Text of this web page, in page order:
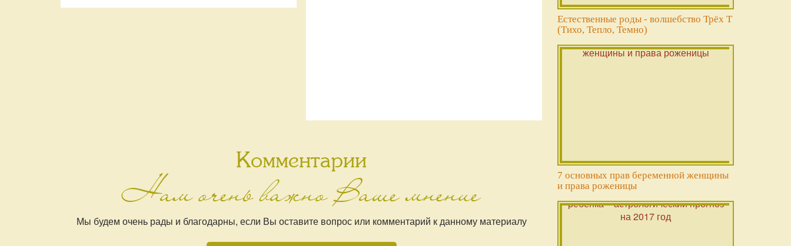
Комментарии
Нам очень важно Ваше мнение
Мы будем очень рады и благодарны, если Вы оставите вопрос или комментарий к данному материалу
Естественные роды - волшебство Трёх Т
(Тихо, Тепло, Темно)
7 основных прав беременной женщины
и права роженицы